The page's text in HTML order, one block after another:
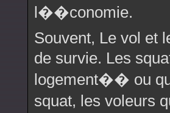
l��conomie.
Souvent, Le vol et
de survie. Les
logement�� ou
squat, les voleurs